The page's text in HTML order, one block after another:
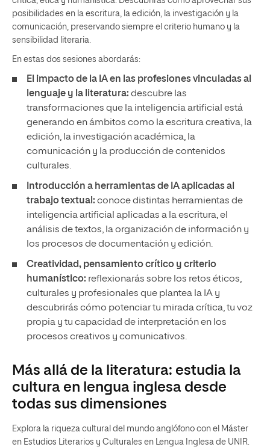
posibilidades en la escritura, la edición, la investigación y la
comunicación, preservando siempre el criterio humano y la
sensibilidad literaria.
En estas dos sesiones abordarás:
El impacto de la IA en las profesiones vinculadas al
lenguaje y la literatura: descubre las
transformaciones que la inteligencia artificial está
generando en ámbitos como la escritura creativa, la
edición, la investigación académica, la
comunicación y la producción de contenidos
culturales.
Introducción a herramientas de IA aplicadas al
trabajo textual: conoce distintas herramientas de
inteligencia artificial aplicadas a la escritura, el
análisis de textos, la organización de información y
los procesos de documentación y edición.
Creatividad, pensamiento crítico y criterio
humanístico: reflexionarás sobre los retos éticos,
culturales y profesionales que plantea la IA y
descubrirás cómo potenciar tu mirada crítica, tu voz
propia y tu capacidad de interpretación en los
procesos creativos y comunicativos.
Más allá de la literatura: estudia la
cultura en lengua inglesa desde
todas sus dimensiones
Explora la riqueza cultural del mundo anglófono con el Máster
en Estudios Literarios y Culturales en Lengua Inglesa de UNIR.